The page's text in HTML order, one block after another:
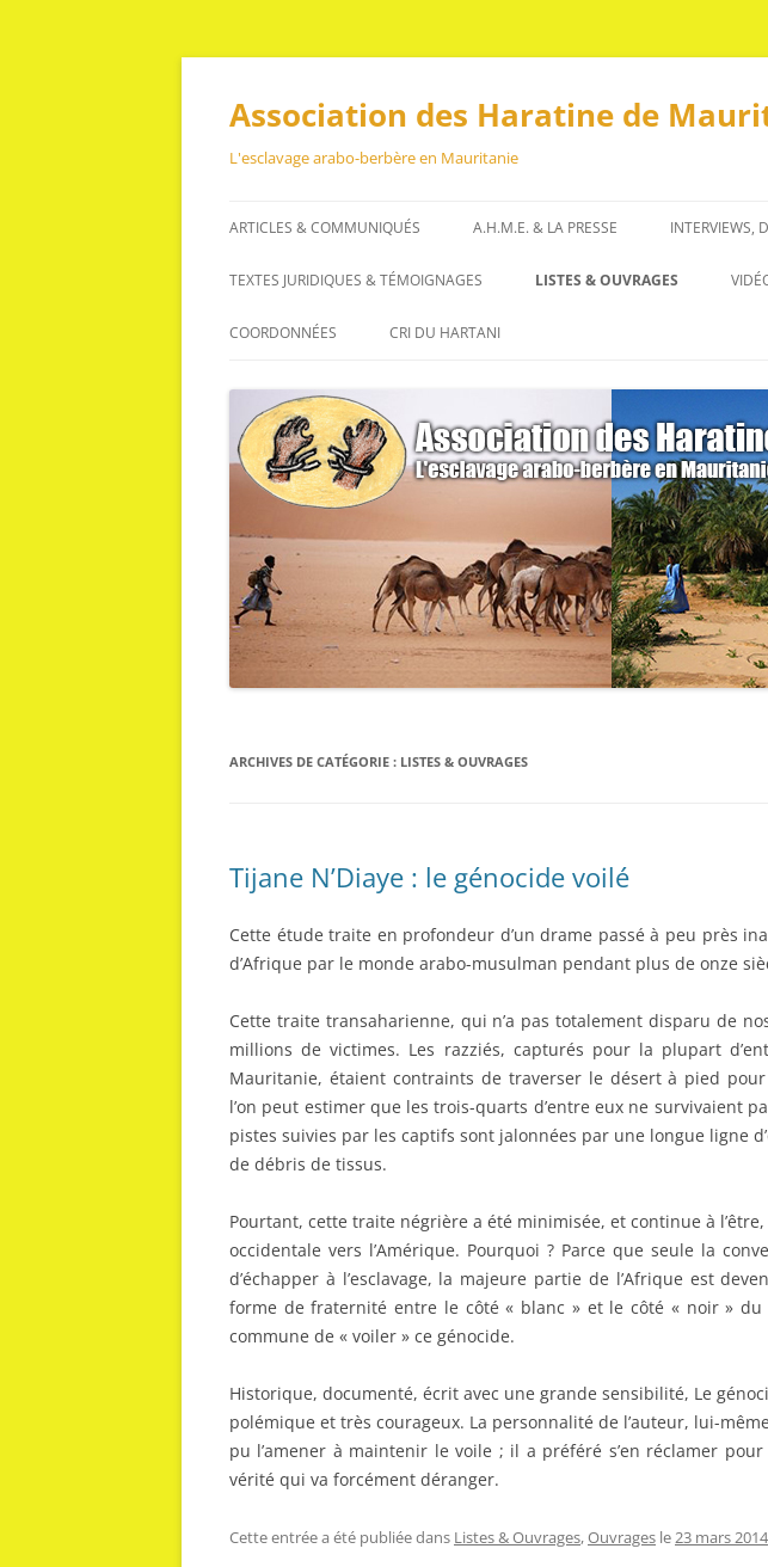
Aller
contenu
Association des Haratine de
L'esclavage arabo-berbère en Mauritanie
ARTICLES & COMMUNIQUÉS
ARTICLES
COMMUNIQUÉS
A.H.M.E. & LA PRESSE INTERVIEWS,
INTERVIEWS
TEXTES JURIDIQUES & TÉMOIGNAGES
TEXTES JURIDIQUES
LISTES & OUVRAGES
COORDONNÉES CRI DU HARTANI
ARCHIVES DE CATÉGORIE : LISTES & OUVRAGES
Tijane N’Diaye : le génocide voilé
Cette étude traite en profondeur d’un drame passé à peu près
d’Afrique par le monde arabo-musulman pendant plus de onze
Cette traite transaharienne, qui n’a pas totalement disparu de
millions de victimes. Les razziés, capturés pour la plupart
Mauritanie, étaient contraints de traverser le désert à pied
l’on peut estimer que les trois-quarts d’entre eux ne survivaient
pistes suivies par les captifs sont jalonnées par une longue ligne
de débris de tissus.
Pourtant, cette traite négrière a été minimisée, et continue à
occidentale vers l’Amérique. Pourquoi ? Parce que seule la
d’échapper à l’esclavage, la majeure partie de l’Afrique est
forme de fraternité entre le côté « blanc » et le côté « noir »
commune de « voiler » ce génocide.
Historique, documenté, écrit avec une grande sensibilité, Le
polémique et très courageux. La personnalité de l’auteur, lui-
pu l’amener à maintenir le voile ; il a préféré s’en réclamer
vérité qui va forcément déranger.
Cette entrée a été publiée dans Listes & Ouvrages,Ouvrages le23 mars 2014